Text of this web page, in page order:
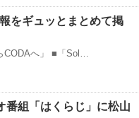
をギュッとまとめて掲
CODAへ」 ■「Sol…
番組「はくらじ」に松山